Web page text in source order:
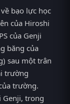
bạo lực học
của Hiroshi
của Genji
băng của
sau một trân
trường
trường.
Genji, trong